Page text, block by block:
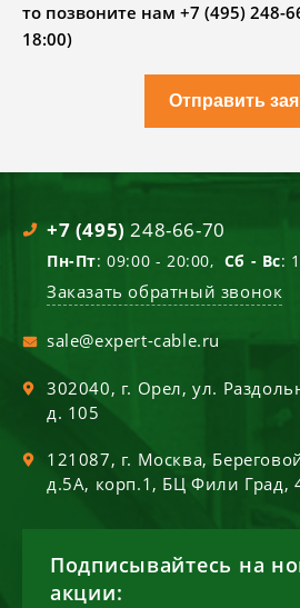
то позвоните нам +7 (495) 248-
18:00)
Отправить
+7 (495) 248-66-70
Пн-Пт: 09:00 - 20:00, Сб - Вс:
Заказать обратный звонок
sale@expert-cable.ru
302040, г. Орел,ул.
д. 105
121087, г. Москва,
д.5А, корп.1, БЦ Фили Град,
Подписывайтесь на
акции: